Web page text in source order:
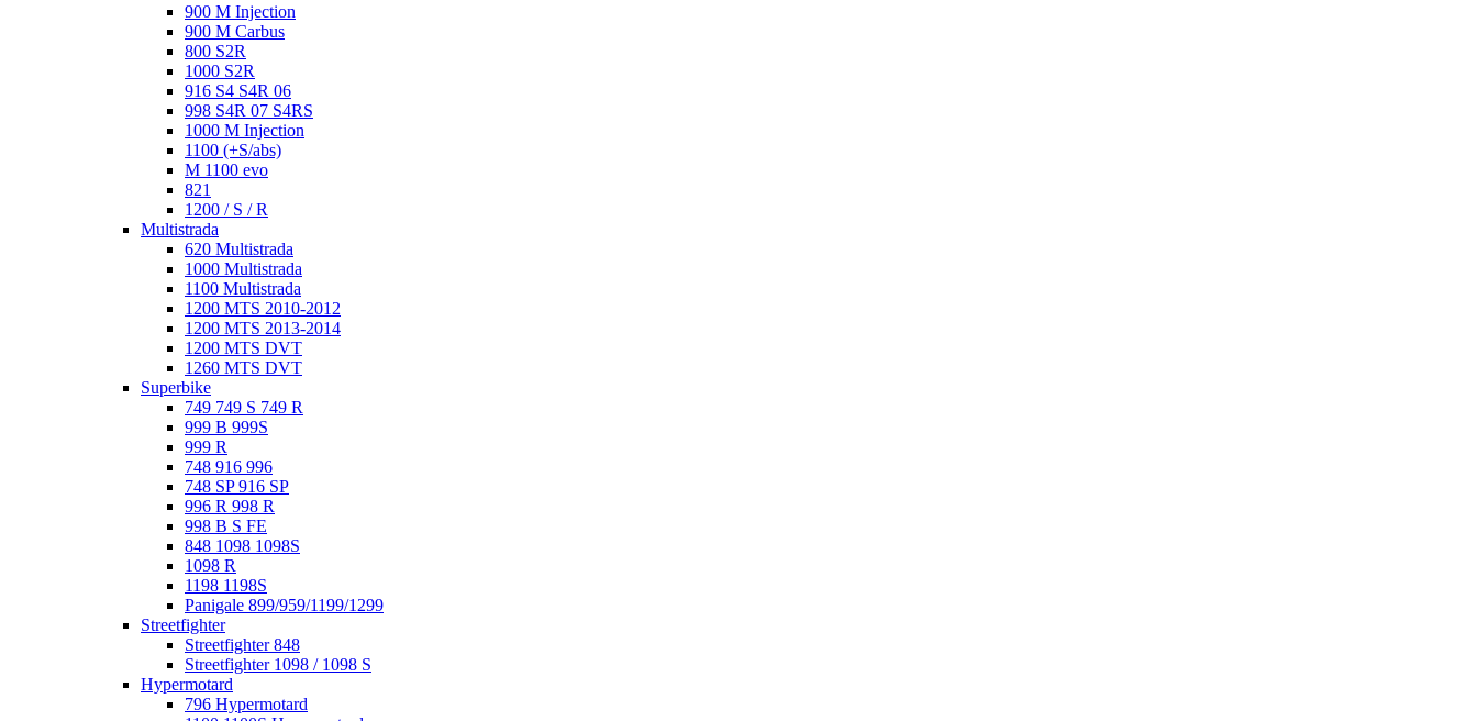
900 M Injection
900 M Carbus
800 S2R
1000 S2R
916 S4 S4R 06
998 S4R 07 S4RS
1000 M Injection
1100 (+S/abs)
M 1100 evo
821
1200 / S / R
Multistrada
620 Multistrada
1000 Multistrada
1100 Multistrada
1200 MTS 2010-2012
1200 MTS 2013-2014
1200 MTS DVT
1260 MTS DVT
Superbike
749 749 S 749 R
999 B 999S
999 R
748 916 996
748 SP 916 SP
996 R 998 R
998 B S FE
848 1098 1098S
1098 R
1198 1198S
Panigale 899/959/1199/1299
Streetfighter
Streetfighter 848
Streetfighter 1098 / 1098 S
Hypermotard
796 Hypermotard